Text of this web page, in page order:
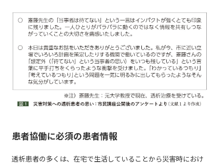
患者協働に必須の患者情報
透析患者の多くは、在宅で生活していることから災害時におけ